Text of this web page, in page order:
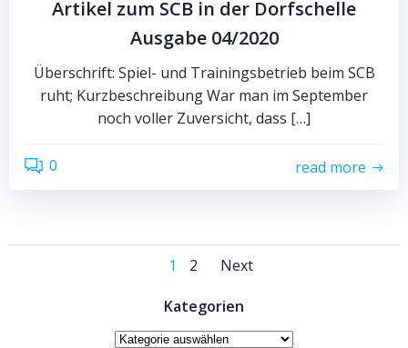
Artikel zum SCB in der Dorfschelle
Ausgabe 04/2020
Überschrift: Spiel- und Trainingsbetrieb beim SCB
ruht; Kurzbeschreibung War man im September
noch voller Zuversicht, dass […]
0 read more
Posts
navigation
Page
1 Page
2
Posts
navigation
Next
Kategorien
Kategorien